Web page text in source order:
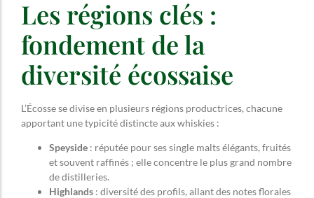
Les régions clés :
fondement de la
diversité écossaise
L’Écosse se divise en plusieurs régions productrices, chacune
apportant une typicité distincte aux whiskies :
Speyside : réputée pour ses single malts élégants, fruités
et souvent raffinés ; elle concentre le plus grand nombre
de distilleries.
Highlands : diversité des profils, allant des notes florales